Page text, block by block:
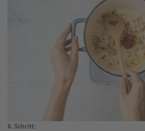
6. Schritt: